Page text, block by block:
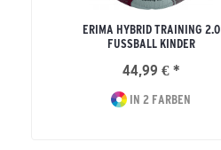
ERIMA HYBRID TRAINING 2.0
FUSSBALL KINDER
44,99 € *
IN 2 FARBEN